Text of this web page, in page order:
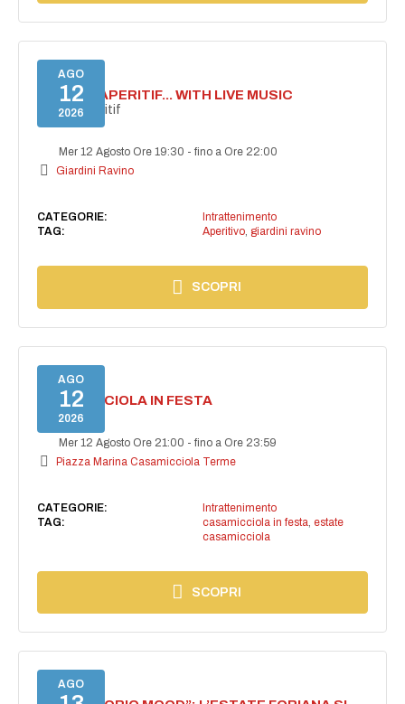
AGO
12
2026
SECRET APERITIF... WITH LIVE MUSIC
Secret aperitif
Mer 12 Agosto Ore 19:30 -fino a Ore 22:00
Giardini Ravino
CATEGORIE:
Intrattenimento
TAG:
Aperitivo, giardini ravino
SCOPRI
AGO
12
2026
CASAMICCIOLA IN FESTA
Mer 12 Agosto Ore 21:00 -fino a Ore 23:59
Piazza Marina Casamicciola Terme
CATEGORIE:
Intrattenimento
TAG:
casamicciola in festa estate
casamicciola
SCOPRI
AGO